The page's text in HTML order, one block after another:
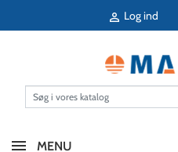
 Log ind
MENU